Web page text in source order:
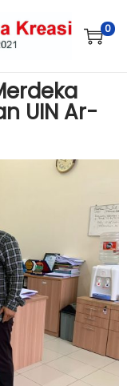
0
UIN Ar-